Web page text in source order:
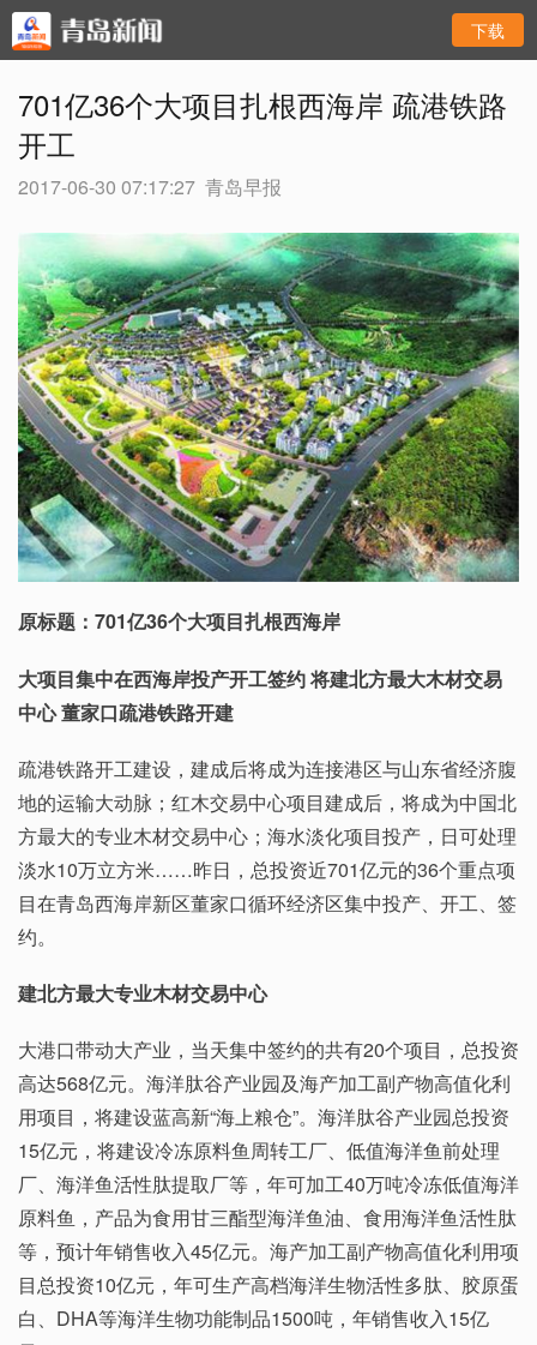
下载
701亿36个大项目扎根西海岸 疏港铁路
开工
2017-06-30 07:17:27 青岛早报
原标题：701亿36个大项目扎根西海岸
大项目集中在西海岸投产开工签约 将建北方最大木材交易
中心 董家口疏港铁路开建
疏港铁路开工建设，建成后将成为连接港区与山东省经济腹
地的运输大动脉；红木交易中心项目建成后，将成为中国北
方最大的专业木材交易中心；海水淡化项目投产，日可处理
淡水10万立方米……昨日，总投资近701亿元的36个重点项
目在青岛西海岸新区董家口循环经济区集中投产、开工、签
约。
建北方最大专业木材交易中心
大港口带动大产业，当天集中签约的共有20个项目，总投资
高达568亿元。海洋肽谷产业园及海产加工副产物高值化利
用项目，将建设蓝高新“海上粮仓”。海洋肽谷产业园总投资
15亿元，将建设冷冻原料鱼周转工厂、低值海洋鱼前处理
厂、海洋鱼活性肽提取厂等，年可加工40万吨冷冻低值海洋
原料鱼，产品为食用甘三酯型海洋鱼油、食用海洋鱼活性肽
等，预计年销售收入45亿元。海产加工副产物高值化利用项
目总投资10亿元，年可生产高档海洋生物活性多肽、胶原蛋
白、DHA等海洋生物功能制品1500吨，年销售收入15亿